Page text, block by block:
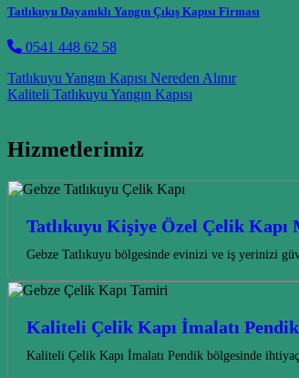
Tatlıkuyu Dayanıklı Yangın Çıkış Kapısı Firması
0541 448 62 58
Post navigation
Tatlıkuyu Yangın Kapısı Nereden Alınır
Kaliteli Tatlıkuyu Yangın Kapısı
Hizmetlerimiz
Tatlıkuyu Kişiye Özel Çelik Kapı
Gebze Tatlıkuyu bölgesinde evinizi ve iş yerinizi
Kaliteli Çelik Kapı İmalatı Pendik
Kaliteli Çelik Kapı İmalatı Pendik bölgesinde